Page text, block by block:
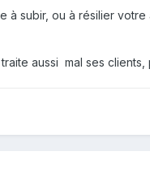
à subir, ou à résilier
aussi mal ses